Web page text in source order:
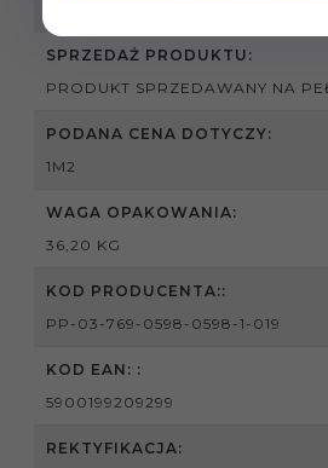
SPRZEDAŻ PRODUKTU:
PRODUKT SPRZEDAWANY NA
PODANA CENA DOTYCZY:
1M2
WAGA OPAKOWANIA:
36,20 KG
KOD PRODUCENTA::
PP-03-769-0598-0598-1-019
KOD EAN: :
5900199209299
REKTYFIKACJA: